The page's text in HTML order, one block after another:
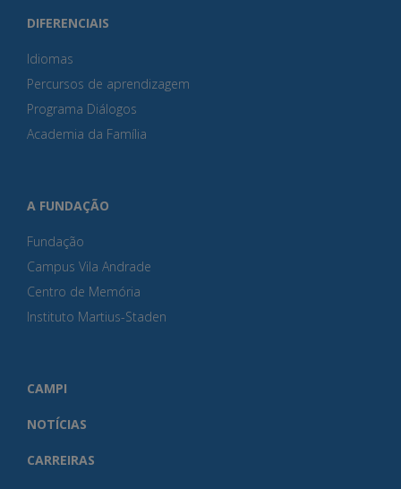
DIFERENCIAIS
Idiomas
Percursos de aprendizagem
Programa Diálogos
Academia da Família
A FUNDAÇÃO
Fundação
Campus Vila Andrade
Centro de Memória
Instituto Martius-Staden
CAMPI
NOTÍCIAS
CARREIRAS